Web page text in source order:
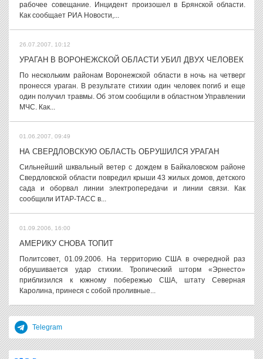
рабочее совещание. Инцидент произошел в Брянской области.
Как сообщает РИА Новости,...
26.07.2007, 10:12
УРАГАН В ВОРОНЕЖСКОЙ ОБЛАСТИ УБИЛ ДВУХ ЧЕЛОВЕК
По нескольким районам Воронежской области в ночь на четверг
пронесся ураган. В результате стихии один человек погиб и еще
один получил травмы. Об этом сообщили в областном Управлении
МЧС. Как...
01.06.2007, 09:49
НА СВЕРДЛОВСКУЮ ОБЛАСТЬ ОБРУШИЛСЯ УРАГАН
Сильнейший шквальный ветер с дождем в Байкаловском районе
Свердловской области повредил крыши 43 жилых домов, детского
сада и оборвал линии электропередачи и линии связи. Как
сообщили ИТАР-ТАСС в...
01.09.2006, 16:00
АМЕРИКУ СНОВА ТОПИТ
Политсовет, 01.09.2006. На территорию США в очередной раз
обрушивается удар стихии. Тропический шторм «Эрнесто»
приблизился к южному побережью США, штату Северная
Каролина, принеся с собой проливные...
Telegram